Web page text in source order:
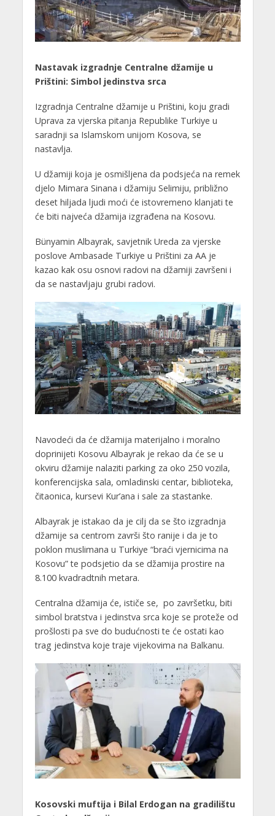
Nastavak izgradnje Centralne džamije u
Prištini: Simbol jedinstva srca
Izgradnja Centralne džamije u Prištini, koju gradi
Uprava za vjerska pitanja Republike Turkiye u
saradnji sa Islamskom unijom Kosova, se
nastavlja.
U džamiji koja je osmišljena da podsjeća na remek
djelo Mimara Sinana i džamiju Selimiju, približno
deset hiljada ljudi moći će istovremeno klanjati te
će biti najveća džamija izgrađena na Kosovu.
Bünyamin Albayrak, savjetnik Ureda za vjerske
poslove Ambasade Turkiye u Prištini za AA je
kazao kak osu osnovi radovi na džamiji završeni i
da se nastavljaju grubi radovi.
Navodeći da će džamija materijalno i moralno
doprinijeti Kosovu Albayrak je rekao da će se u
okviru džamije nalaziti parking za oko 250 vozila,
konferencijska sala, omladinski centar, biblioteka,
čitaonica, kursevi Kur’ana i sale za stastanke.
Albayrak je istakao da je cilj da se što izgradnja
džamije sa centrom završi što ranije i da je to
poklon muslimana u Turkiye “braći vjernicima na
Kosovu” te podsjetio da se džamija prostire na
8.100 kvadradtnih metara.
Centralna džamija će, ističe se, po završetku, biti
simbol bratstva i jedinstva srca koje se proteže od
prošlosti pa sve do budućnosti te će ostati kao
trag jedinstva koje traje vijekovima na Balkanu.
Kosovski muftija i Bilal Erdogan na gradilištu